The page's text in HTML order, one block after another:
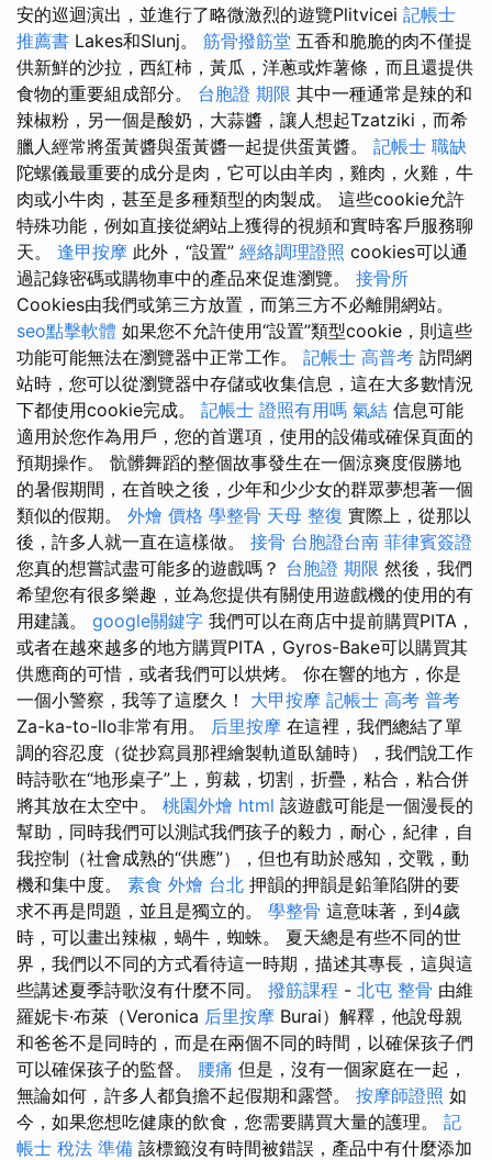
安的巡迴演出，並進行了略微激烈的遊覽Plitvicei 記帳士
推薦書 Lakes和Slunj。 筋骨撥筋堂 五香和脆脆的肉不僅提
供新鮮的沙拉，西紅柿，黃瓜，洋蔥或炸薯條，而且還提供
食物的重要組成部分。 台胞證 期限 其中一種通常是辣的和
辣椒粉，另一個是酸奶，大蒜醬，讓人想起Tzatziki，而希
臘人經常將蛋黃醬與蛋黃醬一起提供蛋黃醬。 記帳士 職缺
陀螺儀最重要的成分是肉，它可以由羊肉，雞肉，火雞，牛
肉或小牛肉，甚至是多種類型的肉製成。 這些cookie允許
特殊功能，例如直接從網站上獲得的視頻和實時客戶服務聊
天。 逢甲按摩 此外，“設置” 經絡調理證照 cookies可以通
過記錄密碼或購物車中的產品來促進瀏覽。 接骨所
Cookies由我們或第三方放置，而第三方不必離開網站。
seo點擊軟體 如果您不允許使用“設置”類型cookie，則這些
功能可能無法在瀏覽器中正常工作。 記帳士 高普考 訪問網
站時，您可以從瀏覽器中存儲或收集信息，這在大多數情況
下都使用cookie完成。 記帳士 證照有用嗎 氣結 信息可能
適用於您作為用戶，您的首選項，使用的設備或確保頁面的
預期操作。 骯髒舞蹈的整個故事發生在一個涼爽度假勝地
的暑假期間，在首映之後，少年和少少女的群眾夢想著一個
類似的假期。 外燴 價格 學整骨 天母 整復 實際上，從那以
後，許多人就一直在這樣做。 接骨 台胞證台南 菲律賓簽證
您真的想嘗試盡可能多的遊戲嗎？ 台胞證 期限 然後，我們
希望您有很多樂趣，並為您提供有關使用遊戲機的使用的有
用建議。 google關鍵字 我們可以在商店中提前購買PITA，
或者在越來越多的地方購買PITA，Gyros-Bake可以購買其
供應商的可惜，或者我們可以烘烤。 你在響的地方，你是
一個小警察，我等了這麼久！ 大甲按摩 記帳士 高考 普考
Za-ka-to-llo非常有用。 后里按摩 在這裡，我們總結了單
調的容忍度（從抄寫員那裡繪製軌道臥舖時），我們說工作
時詩歌在“地形桌子”上，剪裁，切割，折疊，粘合，粘合併
將其放在太空中。 桃園外燴 html 該遊戲可能是一個漫長的
幫助，同時我們可以測試我們孩子的毅力，耐心，紀律，自
我控制（社會成熟的“供應”），但也有助於感知，交戰，動
機和集中度。 素食 外燴 台北 押韻的押韻是鉛筆陷阱的要
求不再是問題，並且是獨立的。 學整骨 這意味著，到4歲
時，可以畫出辣椒，蝸牛，蜘蛛。 夏天總是有些不同的世
界，我們以不同的方式看待這一時期，描述其專長，這與這
些講述夏季詩歌沒有什麼不同。 撥筋課程 - 北屯 整骨 由維
羅妮卡·布萊（Veronica 后里按摩 Burai）解釋，他說母親
和爸爸不是同時的，而是在兩個不同的時間，以確保孩子們
可以確保孩子的監督。 腰痛 但是，沒有一個家庭在一起，
無論如何，許多人都負擔不起假期和露營。 按摩師證照 如
今，如果您想吃健康的飲食，您需要購買大量的護理。 記
帳士 稅法 準備 該標籤沒有時間被錯誤，產品中有什麼添加